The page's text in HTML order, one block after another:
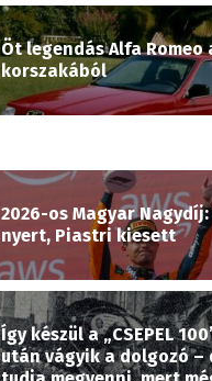
Öt legendás Alfa Romeo
korszakából
2026-os Magyar
nyert, Piastri kiesett
Így készül a „CSEPEL
után vágyik a dolgozó –